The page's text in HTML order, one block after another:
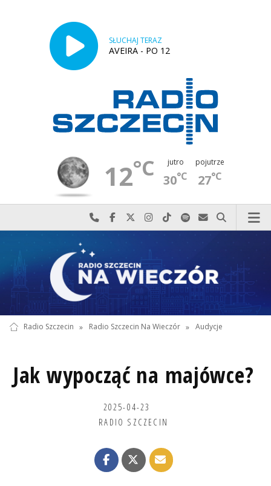
SŁUCHAJ TERAZ
AVEIRA - PO 12
12°C jutro
30°C
pojutrze
27°C
Najlepiej po prostu do nas zadzwoń
Odwiedź nas na Facebook-u
Odwiedź nas na X
Odwiedź nas na Instagram-ie
Odwiedź nas na TikTok-u
Szukaj nas na Spotify
Wyślij do nas
Szukaj
Radio Szczecin » Radio Szczecin Na Wieczór » Audycje
Jak wypocząć na majówce?
2025-04-23
RADIO SZCZECIN